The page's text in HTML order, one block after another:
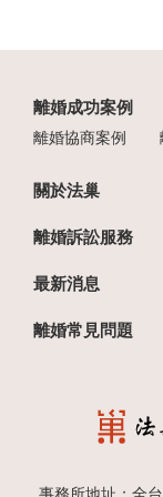
離婚成功案例
離婚協商案例
關於法巢
離婚訴訟服務
最新消息
離婚常見問題